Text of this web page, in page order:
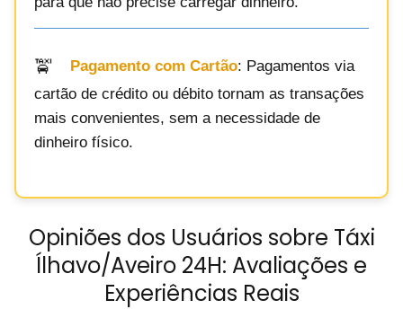
Pagamento com Cartão: Pagamentos via
cartão de crédito ou débito tornam as transações
mais convenientes, sem a necessidade de
dinheiro físico.
Opiniões dos Usuários sobre Táxi
Ílhavo/Aveiro 24H: Avaliações e
Experiências Reais